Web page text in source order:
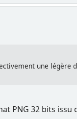
une légère
PNG 32 bits issu